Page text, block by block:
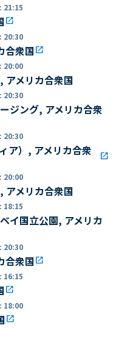
: 21:15
open_in_new
: 20:30
合衆国open_in_new
: 20:00
アメリカ合衆国
: 20:30
ジング, アメリカ合衆
: 20:30
ア）, アメリカ合衆
open_in_new
: 20:00
アメリカ合衆国
: 18:15
イ国立公園, アメリカ
: 20:30
合衆国open_in_new
: 16:15
open_in_new
: 18:00
open_in_new